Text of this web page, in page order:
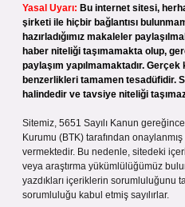
Yasal Uyarı: Bu internet sitesi,
şirketi ile hiçbir bağlantısı
hazırladığımız makaleler
haber niteliği taşımamakta olup,
paylaşım yapılmamaktadır.
benzerlikleri tamamen tesadüfidir.
halindedir ve tavsiye niteliği
Sitemiz, 5651 Sayılı Kanun
Kurumu (BTK) tarafından
vermektedir. Bu nedenle, sitedeki
veya araştırma yükümlülüğümüz
yazdıkları içeriklerin sorumluluğunu
sorumluluğu kabul etmiş sayılırlar.